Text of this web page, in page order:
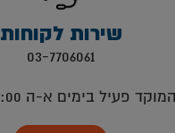
שירות לקוחות
03-7706061
המוקד פעיל בימים א-ה 08:00-16:00